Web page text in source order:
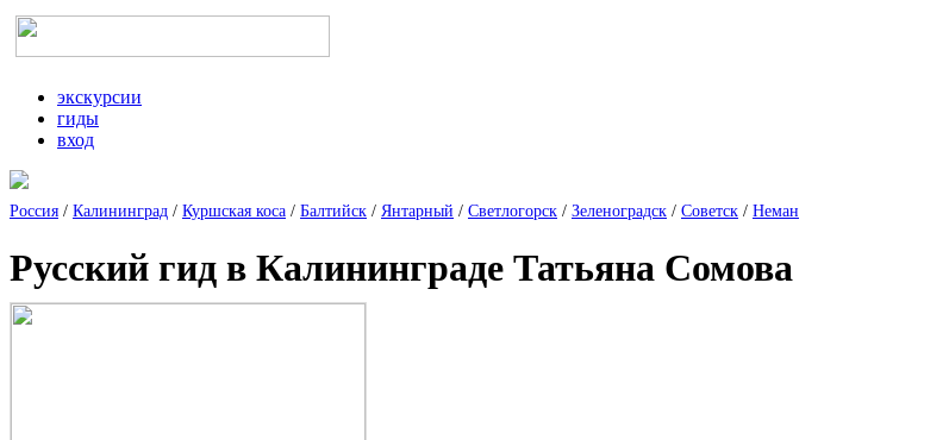
экскурсии
гиды
вход
Россия / Калининград / Куршская коса / Балтийск / Янтарный / Светлогорск / Зеленоградск / Советск / Неман
Русский гид в Калининграде Татьяна Сомова